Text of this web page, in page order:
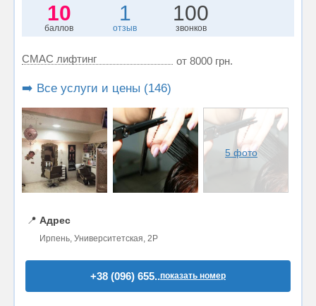
10
баллов
1
отзыв
100
звонков
СМАС лифтинг от 8000 грн.
➡️ Все услуги и цены (146)
5 фото
📍 Адрес
Ирпень, Университетская, 2Р
+38 (096) 655..показать номер